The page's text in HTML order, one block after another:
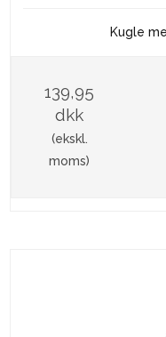
Kugle
139,95
dkk
(ekskl.
moms)